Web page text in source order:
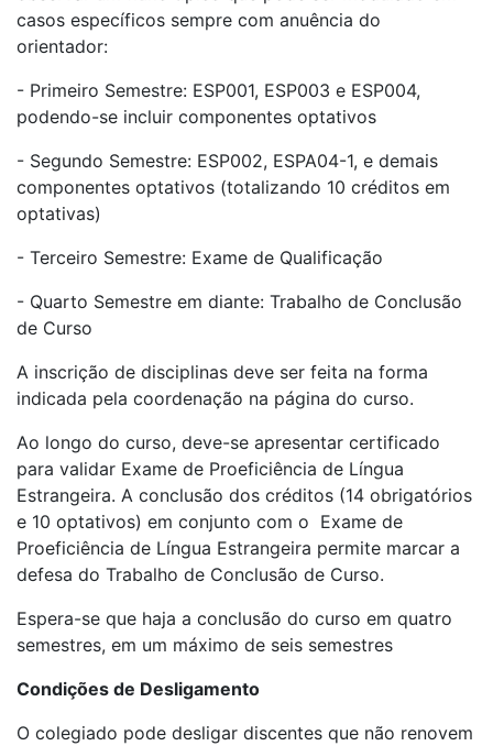
casos específicos sempre com anuência do
orientador:
- Primeiro Semestre: ESP001, ESP003 e ESP004,
podendo-se incluir componentes optativos
- Segundo Semestre: ESP002, ESPA04-1, e demais
componentes optativos (totalizando 10 créditos em
optativas)
- Terceiro Semestre: Exame de Qualificação
- Quarto Semestre em diante: Trabalho de Conclusão
de Curso
A inscrição de disciplinas deve ser feita na forma
indicada pela coordenação na página do curso.
Ao longo do curso, deve-se apresentar certificado
para validar Exame de Proeficiência de Língua
Estrangeira. A conclusão dos créditos (14 obrigatórios
e 10 optativos) em conjunto com o Exame de
Proeficiência de Língua Estrangeira permite marcar a
defesa do Trabalho de Conclusão de Curso.
Espera-se que haja a conclusão do curso em quatro
semestres, em um máximo de seis semestres
Condições de Desligamento
O colegiado pode desligar discentes que não renovem